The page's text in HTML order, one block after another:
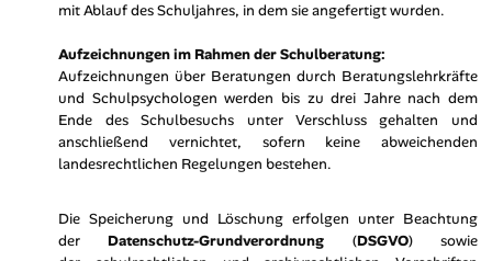
mit Ablauf des Schuljahres, in dem sie angefertigt wurden.
Aufzeichnungen im Rahmen der Schulberatung:
Aufzeichnungen über Beratungen durch Beratungslehrkräfte
und Schulpsychologen werden bis zu drei Jahre nach dem
Ende des Schulbesuchs unter Verschluss gehalten und
anschließend vernichtet, sofern keine abweichenden
landesrechtlichen Regelungen bestehen.
Die Speicherung und Löschung erfolgen unter Beachtung
derDatenschutz-Grundverordnung (DSGVO) sowie